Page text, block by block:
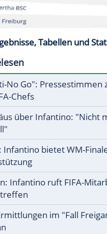
Tabellen und
No Go": Pressestimmen
Chefs
über Infantino: "Nicht
Infantino bietet WM-
Infantino ruft FIFA-
im "Fall